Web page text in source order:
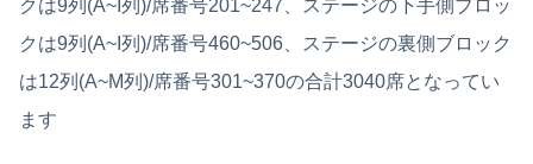
クは9列(A~I列)/席番号201~247、ステージの下手側ブロッ
クは9列(A~I列)/席番号460~506、ステージの裏側ブロック
は12列(A~M列)/席番号301~370の合計3040席となってい
ます